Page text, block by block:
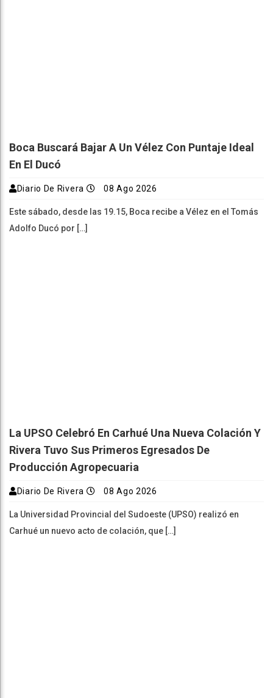
Boca Buscará Bajar A Un Vélez Con Puntaje Ideal
En El Ducó
Diario De Rivera 08 Ago 2026
Este sábado, desde las 19.15, Boca recibe a Vélez en el Tomás
Adolfo Ducó por […]
La UPSO Celebró En Carhué Una Nueva Colación Y
Rivera Tuvo Sus Primeros Egresados De
Producción Agropecuaria
Diario De Rivera 08 Ago 2026
La Universidad Provincial del Sudoeste (UPSO) realizó en
Carhué un nuevo acto de colación, que […]